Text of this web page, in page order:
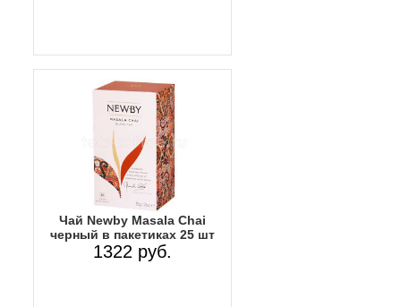
Чай Newby Masala Chai
черный в пакетиках 25 шт
1322 руб.